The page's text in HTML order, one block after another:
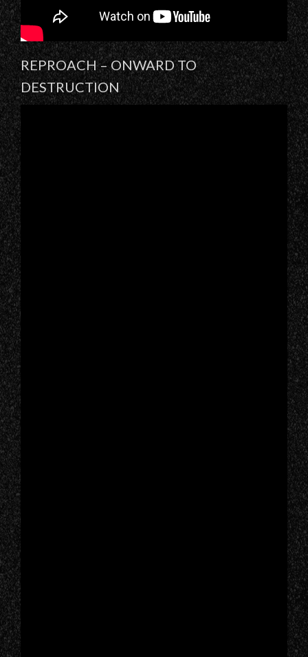
REPROACH – ONWARD TO
DESTRUCTION